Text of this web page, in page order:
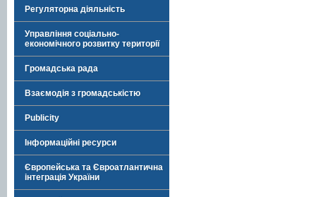
Регуляторна діяльність
Управління соціально-
економічного розвитку території
Громадська рада
Взаємодія з громадськістю
Publicity
Інформаційні ресурси
Європейська та Євроатлантична
інтеграція України